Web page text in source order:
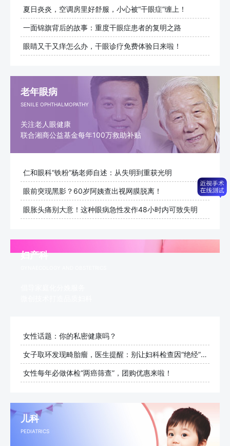
夏日炎炎，空调房里好舒服，小心被“干眼症”缠上！
一面锦旗背后的故事：重度干眼症患者的复明之路
眼睛又干又痒怎么办，干眼诊疗免费体验日来啦！
老年眼病
SENILE OPHTHALMOPATHY
关注老人眼健康
联合湘商公益基金每年100万救助补贴
仁和眼科“铁粉”杨老师自述：从失明到重获光明
眼前突现黑影？60岁阿姨查出视网膜脱离！
眼胀头痛别大意！这种眼病急性发作48小时内可致失明
妇产科
女性话题：你的私密健康吗？
女子取环发现畸胎瘤，医生提醒：别让妇科检查因“绝经”而止步
女性每年必做体检“两癌筛查”，团购优惠来啦！
儿科
PEDIATRICS